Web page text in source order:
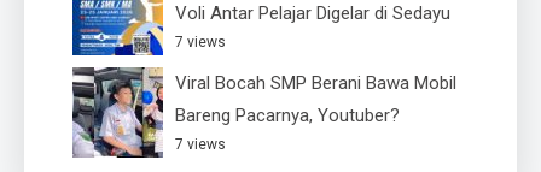
Voli Antar Pelajar Digelar di Sedayu
7 views
Viral Bocah SMP Berani Bawa Mobil
Bareng Pacarnya, Youtuber?
7 views